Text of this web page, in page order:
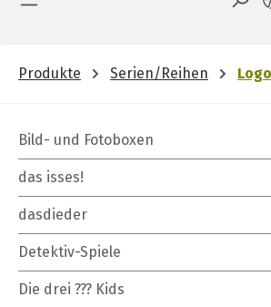
Produkte Serien/Reihen
Bild- und Fotoboxen
das isses!
dasdieder
Detektiv-Spiele
Die drei ??? Kids